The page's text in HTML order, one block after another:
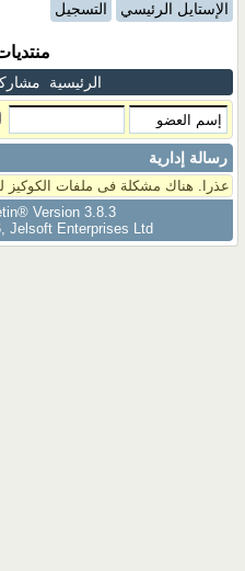
الإستايل الرئيسي التسجيل
الرئيسية
رسالة إدارية
عذرا. هناك مشكلة فى ملفات الكوكيز
Version 3.8.3
Jelsoft Enterprises Ltd.